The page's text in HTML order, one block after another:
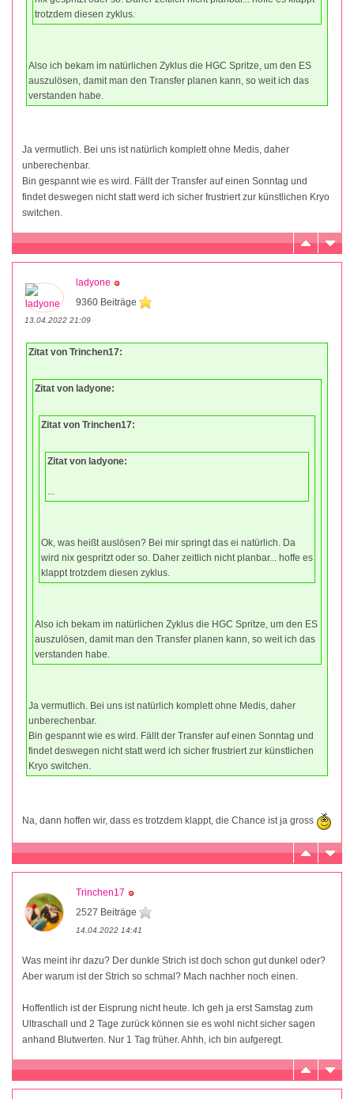
trotzdem diesen zyklus.
Also ich bekam im natürlichen Zyklus die HGC Spritze, um den ES
auszulösen, damit man den Transfer planen kann, so weit ich das
verstanden habe.
Ja vermutlich. Bei uns ist natürlich komplett ohne Medis, daher
unberechenbar.
Bin gespannt wie es wird. Fällt der Transfer auf einen Sonntag und
findet deswegen nicht statt werd ich sicher frustriert zur künstlichen Kryo
switchen.
ladyone
9360 Beiträge
13.04.2022 21:09
Zitat von Trinchen17:
Zitat von ladyone:
Zitat von Trinchen17:
Zitat von ladyone:
Ok, was heißt auslösen? Bei mir springt das ei natürlich. Da
wird nix gespritzt oder so. Daher zeitlich nicht planbar... hoffe es
klappt trotzdem diesen zyklus.
Also ich bekam im natürlichen Zyklus die HGC Spritze, um den ES
auszulösen, damit man den Transfer planen kann, so weit ich das
verstanden habe.
Ja vermutlich. Bei uns ist natürlich komplett ohne Medis, daher
unberechenbar.
Bin gespannt wie es wird. Fällt der Transfer auf einen Sonntag und
findet deswegen nicht statt werd ich sicher frustriert zur künstlichen
Kryo switchen.
Na, dann hoffen wir, dass es trotzdem klappt, die Chance ist ja gross
Trinchen17
2527 Beiträge
14.04.2022 14:41
Was meint ihr dazu? Der dunkle Strich ist doch schon gut dunkel oder?
Aber warum ist der Strich so schmal? Mach nachher noch einen.
Hoffentlich ist der Eisprung nicht heute. Ich geh ja erst Samstag zum
Ultraschall und 2 Tage zurück können sie es wohl nicht sicher sagen
anhand Blutwerten. Nur 1 Tag früher. Ahhh, ich bin aufgeregt.